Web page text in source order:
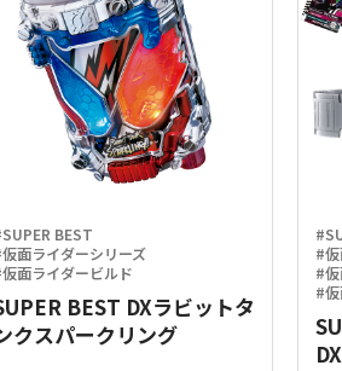
BEST
面ライダーシリーズ
面ライダービルド
BEST DXラビットタ
クスパークリング
#
#
#